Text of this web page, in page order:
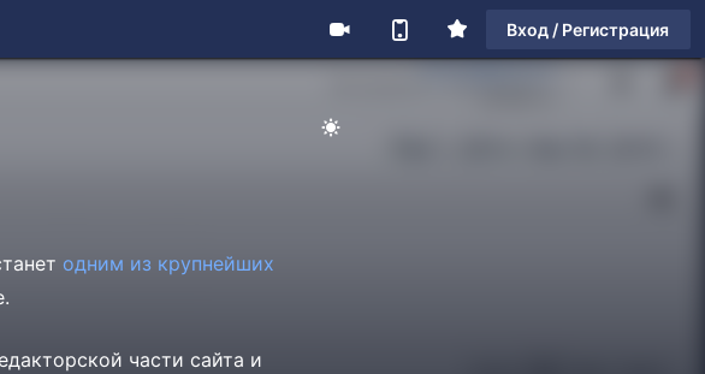
Вход / Регистрация
одним из крупнейших
части сайта и